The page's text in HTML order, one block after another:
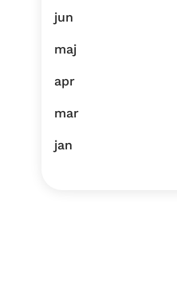
jun
maj
apr
mar
jan